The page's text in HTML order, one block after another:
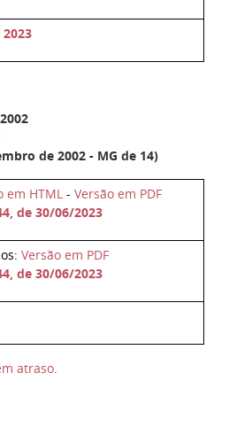
de 2002 - MG de 14)
em HTML -Versão em PDF
de 30/06/2023
Versão em PDF
de 30/06/2023
atraso.